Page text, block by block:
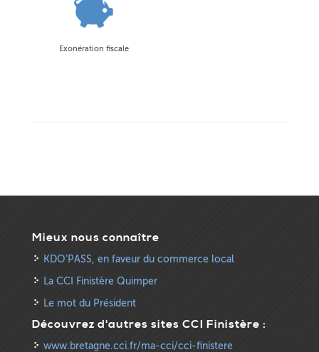
Exonération fiscale
Mieux nous connaître
KDO’PASS, en faveur du commerce local
La CCI Finistère Quimper
Le mot du Président
Découvrez d'autres sites CCI Finistère :
www.bretagne.cci.fr/ma-cci/cci-finistere